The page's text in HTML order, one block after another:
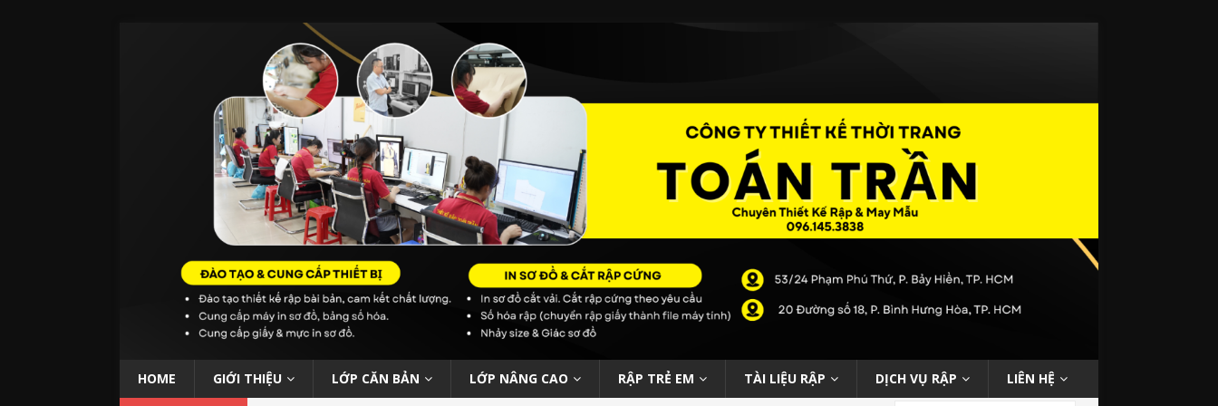
HOME GIỚI THIỆU LỚP CĂN BẢN LỚP NÂNG CAO RẬP TRẺ EM TÀI LIỆU RẬP DỊCH VỤ RẬP LIÊN HỆ